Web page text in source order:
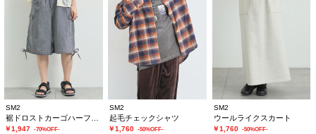
SM2
￥1,947 -70%OFF-
SM2
起毛チェックシャツ
￥1,760 -50%OFF-
SM2
ウールライクスカート
￥1,760 -50%OFF-